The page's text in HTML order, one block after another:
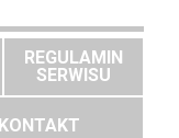
REGULAMIN
SERWISU
KONTAKT